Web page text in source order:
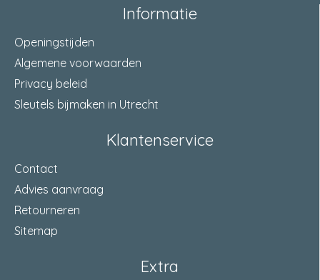
Informatie
Openingstijden
Algemene voorwaarden
Privacy beleid
Sleutels bijmaken in Utrecht
Klantenservice
Contact
Advies aanvraag
Retourneren
Sitemap
Extra